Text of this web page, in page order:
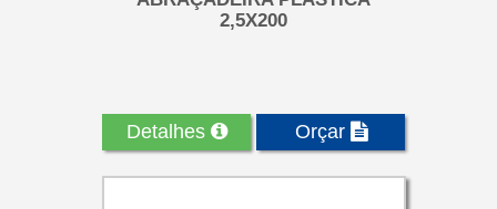
2,5X200
Detalhes Orçar